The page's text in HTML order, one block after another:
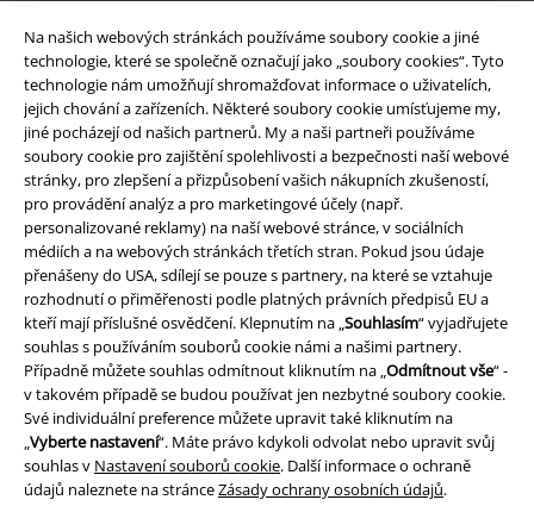
Na našich webových stránkách používáme soubory cookie a jiné
technologie, které se společně označují jako „soubory cookies“. Tyto
technologie nám umožňují shromažďovat informace o uživatelích,
jejich chování a zařízeních. Některé soubory cookie umísťujeme my,
jiné pocházejí od našich partnerů. My a naši partneři používáme
soubory cookie pro zajištění spolehlivosti a bezpečnosti naší webové
stránky, pro zlepšení a přizpůsobení vašich nákupních zkušeností,
pro provádění analýz a pro marketingové účely (např.
personalizované reklamy) na naší webové stránce, v sociálních
médiích a na webových stránkách třetích stran. Pokud jsou údaje
přenášeny do USA, sdílejí se pouze s partnery, na které se vztahuje
rozhodnutí o přiměřenosti podle platných právních předpisů EU a
kteří mají příslušné osvědčení. Klepnutím na „Souhlasím“ vyjadřujete
souhlas s používáním souborů cookie námi a našimi partnery.
Případně můžete souhlas odmítnout kliknutím na „Odmítnout vše“ -
v takovém případě se budou používat jen nezbytné soubory cookie.
Své individuální preference můžete upravit také kliknutím na
„Vyberte nastavení“. Máte právo kdykoli odvolat nebo upravit svůj
souhlas v Nastavení souborů cookie. Další informace o ochraně
údajů naleznete na stránceZásady ochrany osobních údajů.
Právní informace
Podmínky
Prohlášení
Ochrana osobních údajů
Likvidace odpadu a ochrana životního prostředí
Prohlášení o shodě